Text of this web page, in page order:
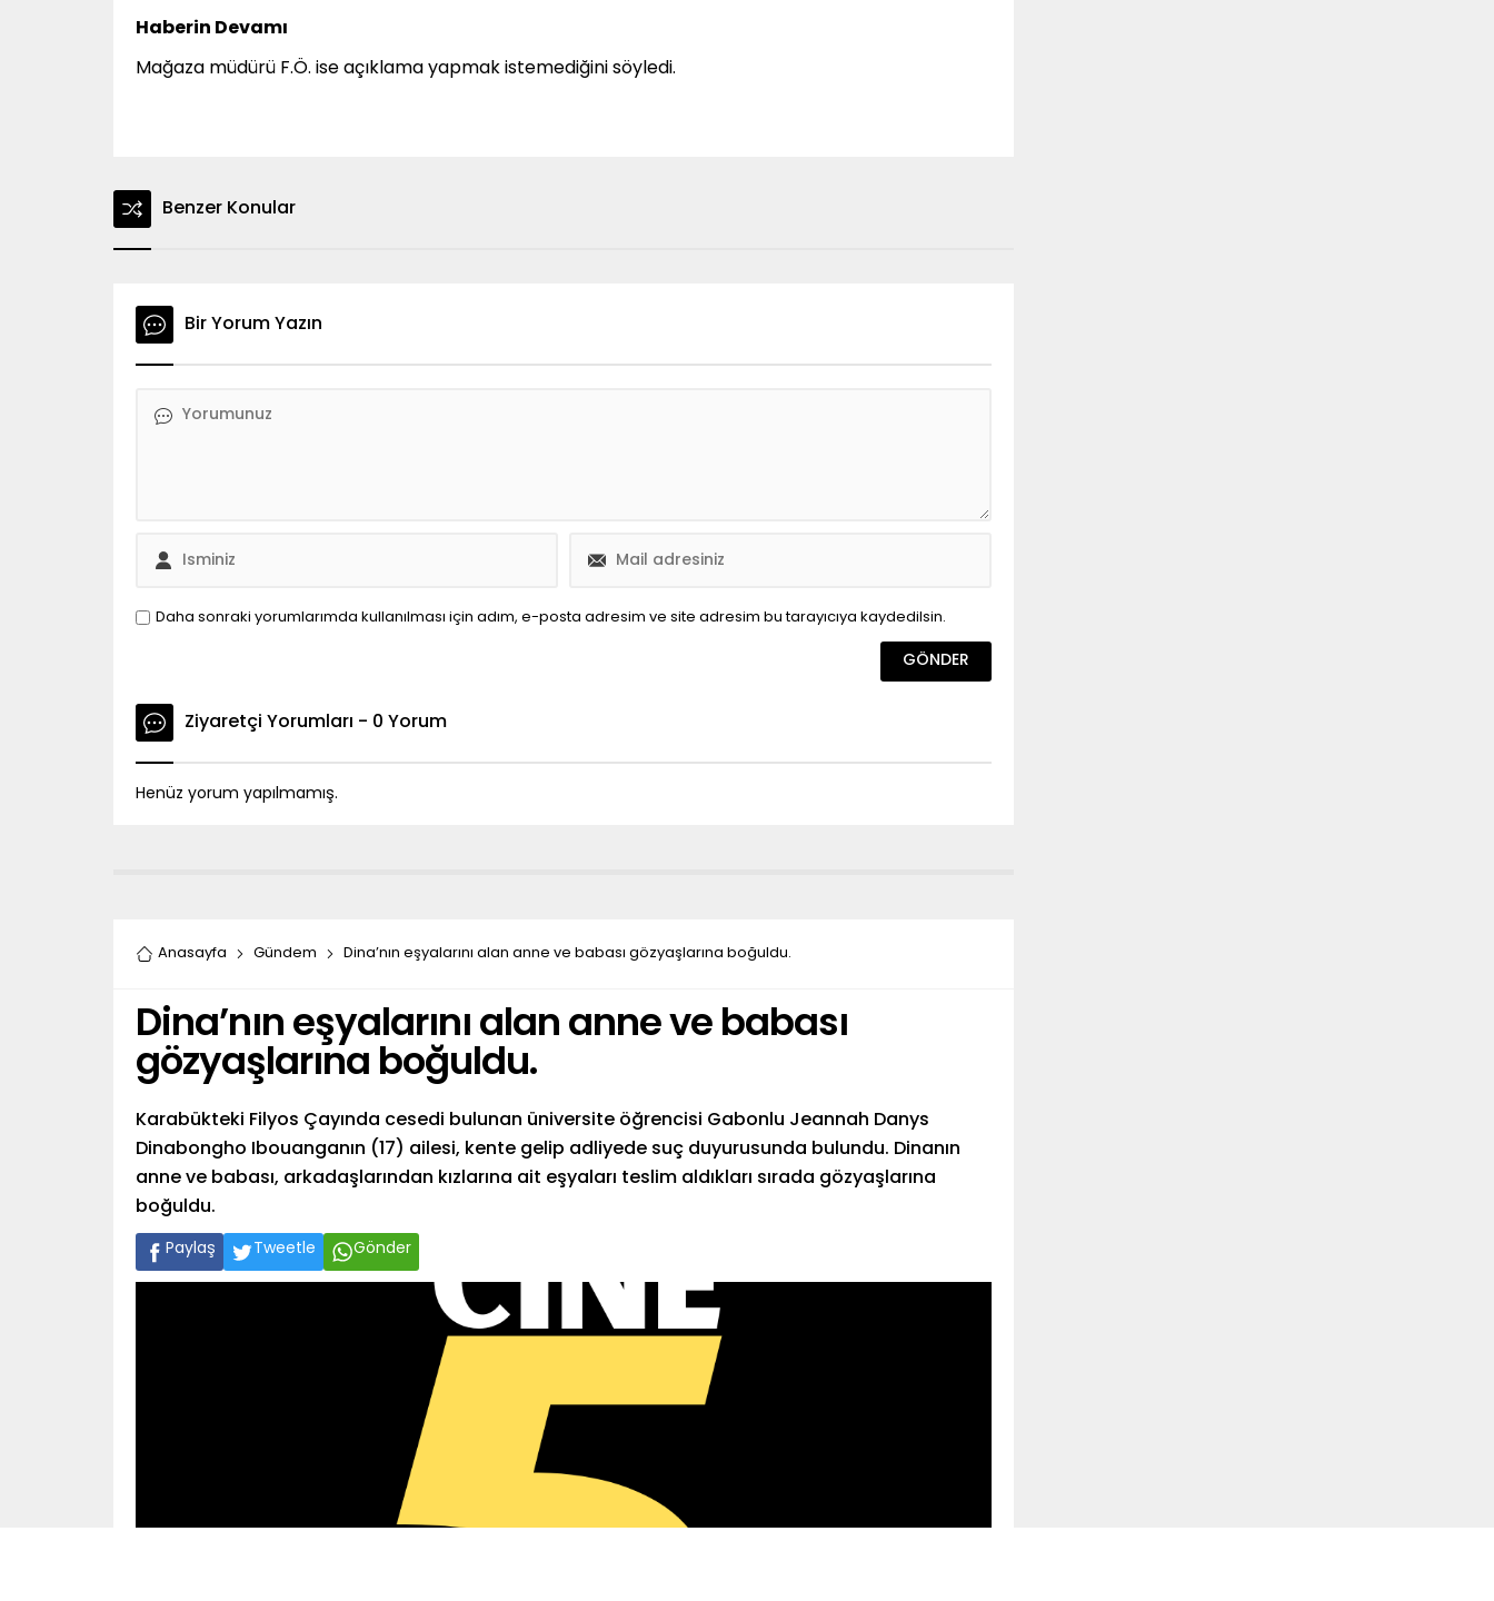
Haberin Devamı
Mağaza müdürü F.Ö. ise açıklama yapmak istemediğini söyledi.
Benzer Konular
Bir Yorum Yazın
Daha sonraki yorumlarımda kullanılması için adım, e-posta adresim ve site adresim bu tarayıcıya kaydedilsin.
Ziyaretçi Yorumları - 0 Yorum
Henüz yorum yapılmamış.
Anasayfa Gündem Dina’nın eşyalarını alan anne ve babası gözyaşlarına boğuldu.
Dina’nın eşyalarını alan anne ve babası
gözyaşlarına boğuldu.
Karabükteki Filyos Çayında cesedi bulunan üniversite öğrencisi Gabonlu Jeannah Danys
Dinabongho Ibouanganın (17) ailesi, kente gelip adliyede suç duyurusunda bulundu. Dinanın
anne ve babası, arkadaşlarından kızlarına ait eşyaları teslim aldıkları sırada gözyaşlarına
boğuldu.
Paylaş Tweetle Gönder